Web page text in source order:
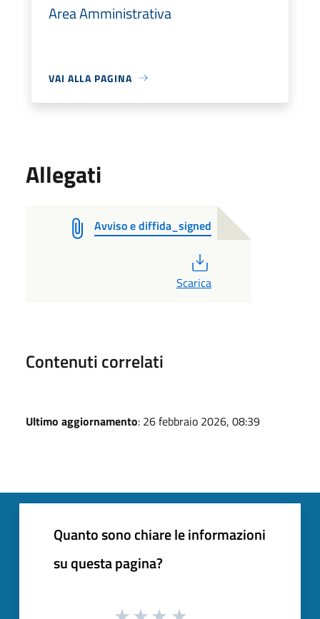
Area Amministrativa
VAI ALLA PAGINA
Allegati
Avviso e diffida_signed
Scarica
Contenuti correlati
Ultimo aggiornamento: 26 febbraio 2026, 08:39
Quanto sono chiare le informazioni
su questa pagina?